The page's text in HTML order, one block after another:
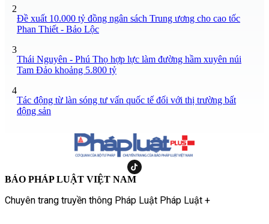
2
Đề xuất 10.000 tỷ đồng ngân sách Trung ương cho cao tốc
Phan Thiết - Bảo Lộc
3
Thái Nguyên - Phú Thọ hợp lực làm đường hầm xuyên núi
Tam Đảo khoảng 5.800 tỷ
4
Tác động từ làn sóng tư vấn quốc tế đối với thị trường bất
động sản
BÁO PHÁP LUẬT VIỆT NAM
Chuyên trang truyền thông Pháp Luật Pháp Luật +